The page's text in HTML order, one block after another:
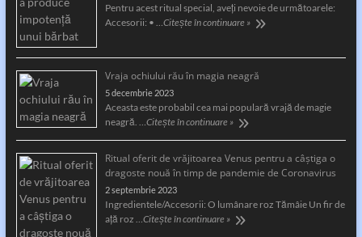
Pentru acest ritual special, aveți nevoie de următoarele:
Accesorii: • …Citește în continuare »
Vraja ochiului rău în magia neagră
5 decembrie 2023
Aceasta este probabil cea mai populară vrajă de magie
neagră. …Citește în continuare »
Ritual oferit de vrăjitoarea Venus pentru a câştiga o
dragoste nouă în timp de pandemie de Coronavirus
2 septembrie 2023
Ingredientele/Accesorii: O lumânare roz Tămâie Un fir de
aţă roz …Citește în continuare »